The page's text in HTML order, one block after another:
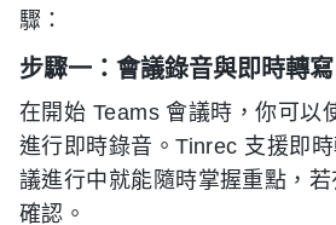
驟：
步驟一：會議錄音與即時轉寫
在開始 Teams 會議時，你可以
進行即時錄音。Tinrec 支援即
議進行中就能隨時掌握重點，
確認。